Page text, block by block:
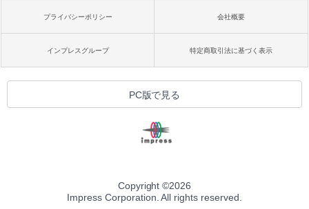
プライバシーポリシー 会社概要
インプレスグループ 特定商取引法に基づく表示
PC版で見る
Copyright ©2026
Impress Corporation. All rights reserved.